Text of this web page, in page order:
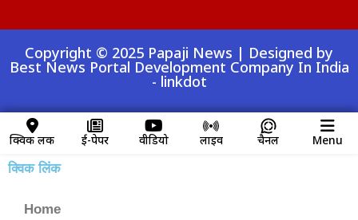
Copyright © 2025 Papaji News | Designed by
Best News Portal Development Company In India
- linkdot
क्विक लिंक ई-पेपर वीडियो लाइव चैनल
Menu
क्विक लिंक
Home